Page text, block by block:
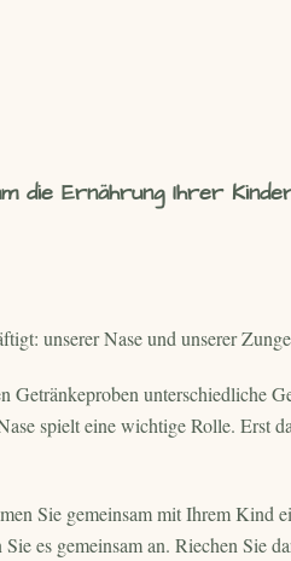
die Ernährung Ihrer
unserer Nase und unserer
unterschiedliche
spielt eine wichtige Rolle. Erst
Sie gemeinsam mit Ihrem Kind
es gemeinsam an. Riechen Sie